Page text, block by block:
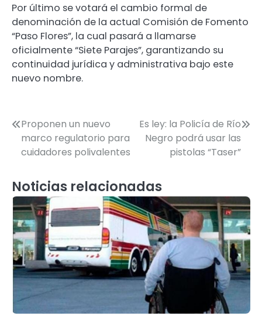
Por último se votará el cambio formal de
denominación de la actual Comisión de Fomento
“Paso Flores”, la cual pasará a llamarse
oficialmente “Siete Parajes”, garantizando su
continuidad jurídica y administrativa bajo este
nuevo nombre.
Navegación
de
Proponen un nuevo
marco regulatorio para
cuidadores polivalentes
Es ley: la Policía de Río
Negro podrá usar las
pistolas “Taser”
Noticias relacionadas